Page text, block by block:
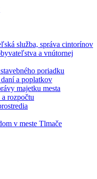
služba, správa cintorínov
a vnútornej
poriadku
a poplatkov
majetku mesta
rozpočtu
v meste Tlmače